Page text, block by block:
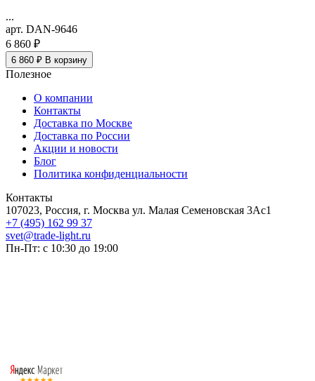
...
арт. DAN-9646
6 860 ₽
6 860 ₽ В корзину
Полезное
О компании
Контакты
Доставка по Москве
Доставка по России
Акции и новости
Блог
Политика конфиденциальности
Контакты
107023, Россия, г. Москва ул. Малая Семеновская 3Ас1
+7 (495) 162 99 37
svet@trade-light.ru
Пн-Пт: с 10:30 до 19:00